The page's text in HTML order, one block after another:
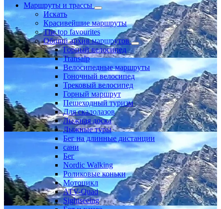
Маршруты и трассы
Искать
Красивейшие маршруты
The top favourites
Общий архив маршрутов
Горный велосипед
Transalp
Велосипедные маршруты
Гоночный велосипед
Трековый велосипед
Горный маршрут
Пешеходный туризм
Для скалолазов
Лыжная доска
Лыжные туры
Бег на длинные дистанции
сани
Бег
Nordic Walking
Роликовые коньки
Мотоцикл
ATV-Quad
Sightseeing